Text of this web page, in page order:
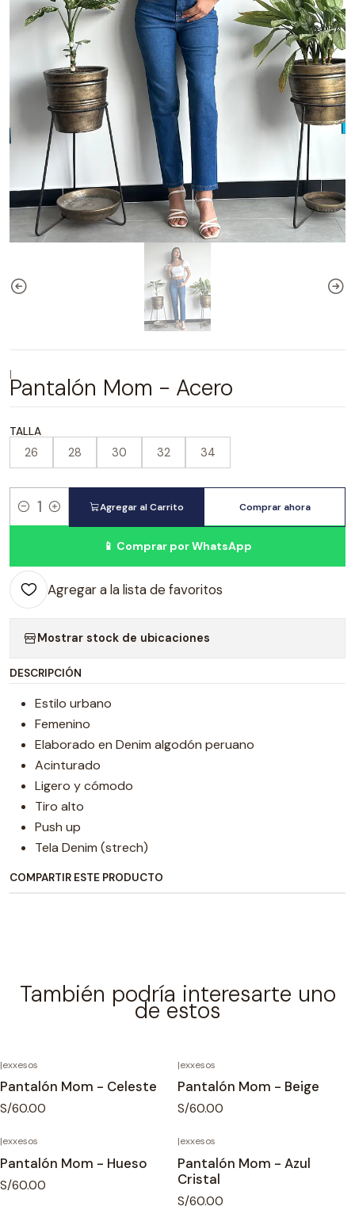
|Pantalón Mom - Acero
TALLA
26 28 30 32 34
Cantidad
Agregar al Carrito Comprar ahora
📱 Comprar por WhatsApp
Agregar a la lista de favoritos
Mostrar stock de ubicaciones
DESCRIPCIÓN
Estilo urbano
Femenino
Elaborado en Denim algodón peruano
Acinturado
Ligero y cómodo
Tiro alto
Push up
Tela Denim (strech)
COMPARTIR ESTE PRODUCTO
También podría interesarte uno
de estos
|exxesos
Pantalón Mom - Celeste
S/60.00
|exxesos
Pantalón Mom - Beige
S/60.00
|exxesos
Pantalón Mom - Hueso
S/60.00
|exxesos
Pantalón Mom - Azul
Cristal
S/60.00